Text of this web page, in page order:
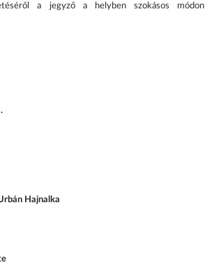
a jegyző a helyben szokásos módon
Hajnalka